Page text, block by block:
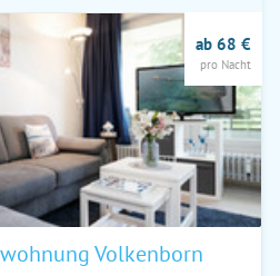
Volkenborn
ab 68 €
pro Nacht